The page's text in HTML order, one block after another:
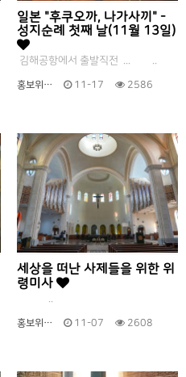
일본 "후쿠오까, 나가사끼" -
성지순례 첫째 날(11월 13일)
김해공항에서 출발직전 ... ..
홍보위… 11-17 2586
세상을 떠난 사제들을 위한 위
령미사
..
홍보위… 11-07 2608